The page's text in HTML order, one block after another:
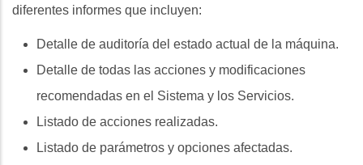
diferentes informes que incluyen:
Detalle de auditoría del estado actual de la máquina.
Detalle de todas las acciones y modificaciones
recomendadas en el Sistema y los Servicios.
Listado de acciones realizadas.
Listado de parámetros y opciones afectadas.